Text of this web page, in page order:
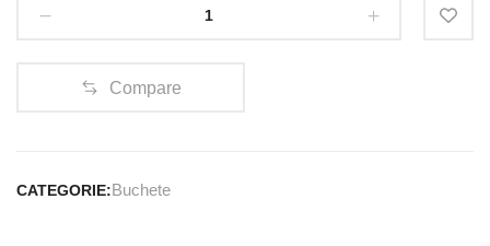
Compare
CATEGORIE:Buchete